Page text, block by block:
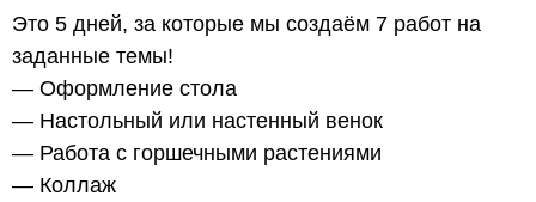
Это 5 дней, за которые мы создаём 7 работ на
заданные темы!
— Оформление стола
— Настольный или настенный венок
— Работа с горшечными растениями
— Коллаж